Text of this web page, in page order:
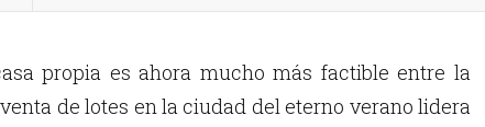
propia es ahora mucho más factible entre la
de lotes en la ciudad del eterno verano lidera